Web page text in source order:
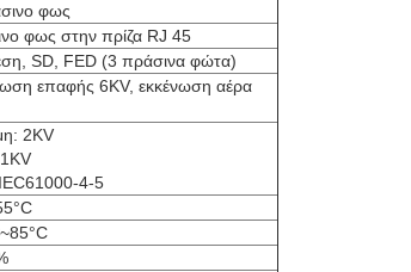
φως
φως στην πρίζα RJ 45
SD, FED (3 πράσινα φώτα)
επαφής 6KV, εκκένωση αέρα
2KV
4-5